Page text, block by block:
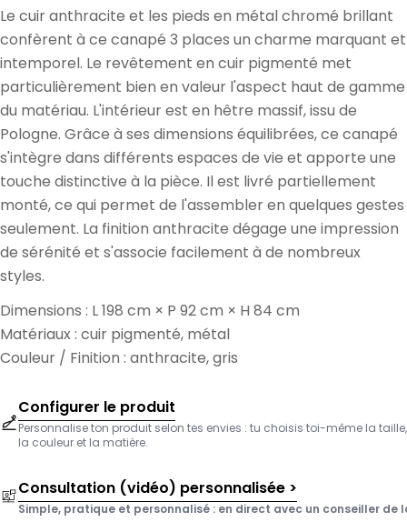
Le cuir anthracite et les pieds en métal chromé brillant
confèrent à ce canapé 3 places un charme marquant et
intemporel. Le revêtement en cuir pigmenté met
particulièrement bien en valeur l'aspect haut de gamme
du matériau. L'intérieur est en hêtre massif, issu de
Pologne. Grâce à ses dimensions équilibrées, ce canapé
s'intègre dans différents espaces de vie et apporte une
touche distinctive à la pièce. Il est livré partiellement
monté, ce qui permet de l'assembler en quelques gestes
seulement. La finition anthracite dégage une impression
de sérénité et s'associe facilement à de nombreux
styles.
Dimensions : L 198 cm × P 92 cm × H 84 cm
Matériaux : cuir pigmenté, métal
Couleur / Finition : anthracite, gris
Configurer le produit
Personnalise ton produit selon tes envies : tu choisis toi-même la taille,
la couleur et la matière.
Consultation (vidéo) personnalisée >
Simple, pratique et personnalisé : en direct avec un conseiller de